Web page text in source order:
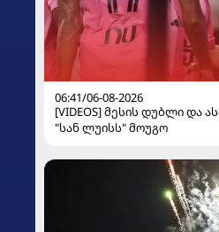
06:41/06-08-2026
[VIDEOS] მესის დუბლი და
"სან ლუისს" მოუგო